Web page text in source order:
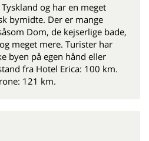
og har en meget
bymidte. Der er mange
Dom, de kejserlige bade,
meget mere. Turister har
byen på egen hånd eller
fra Hotel Erica: 100 km.
121 km.